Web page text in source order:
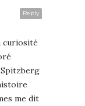
Reply
curiosité
me dit